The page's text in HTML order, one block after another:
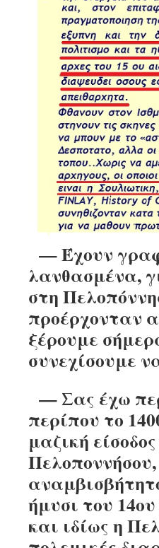
— Έχουν
λανθασμένα,
στη
προέρχονταν
ξέρουμε
συνεχίσουμε
— Σας έχω
περίπου το
μαζική
ήμυσι του
και ιδίως η